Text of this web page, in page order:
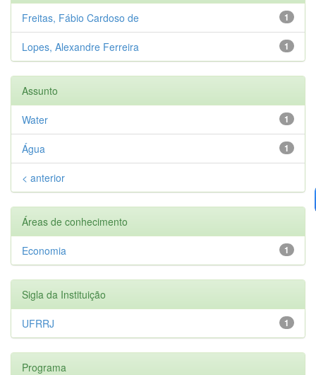
1
Freitas, Fábio Cardoso de
1
Lopes, Alexandre Ferreira
Assunto
1
Water
1
Água
< anterior
Áreas de conhecimento
1
Economia
Sigla da Instituição
1
UFRRJ
Programa